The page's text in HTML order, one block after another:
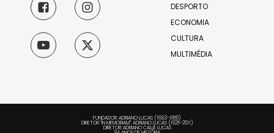
DESPORTO
ECONOMIA
CULTURA
MULTIMÉDIA
FUNDADOR: ADRIANO LUCAS (1883-1950)
DIRETOR "IN MEMORIAM": ADRIANO LUCAS (1925-2011)
DIRETOR: ADRIANO CALLÉ LUCAS